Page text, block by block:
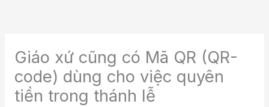
Giáo xứ cũng có Mã QR (QR-
code) dùng cho việc quyên
tiền trong thánh lễ